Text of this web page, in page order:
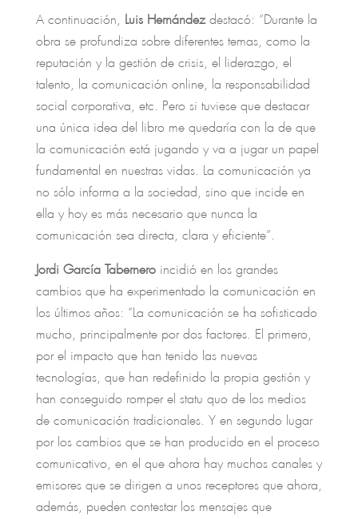
A continuación, Luis Hernándezdestacó: “Durante la
obra se profundiza sobre diferentes temas, como la
reputación y la gestión de crisis, el liderazgo, el
talento, la comunicación online, la responsabilidad
social corporativa, etc. Pero si tuviese que destacar
una única idea del libro me quedaría con la de que
la comunicación está jugando y va a jugar un papel
fundamental en nuestras vidas. La comunicación ya
no sólo informa a la sociedad, sino que incide en
ella y hoy es más necesario que nunca la
comunicación sea directa, clara y eficiente”.
Jordi García Taberneroincidió en los grandes
cambios que ha experimentado la comunicación en
los últimos años: “La comunicación se ha sofisticado
mucho, principalmente por dos factores. El primero,
por el impacto que han tenido las nuevas
tecnologías, que han redefinido la propia gestión y
han conseguido romper el statu quo de los medios
de comunicación tradicionales. Y en segundo lugar
por los cambios que se han producido en el proceso
comunicativo, en el que ahora hay muchos canales y
emisores que se dirigen a unos receptores que ahora,
además, pueden contestar los mensajes que